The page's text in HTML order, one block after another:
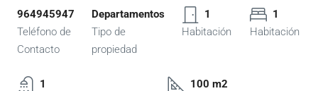
964945947
Teléfono de
Contacto
Departamentos
Tipo de
propiedad
1
Habitación
1
Habitación
1
100 m2